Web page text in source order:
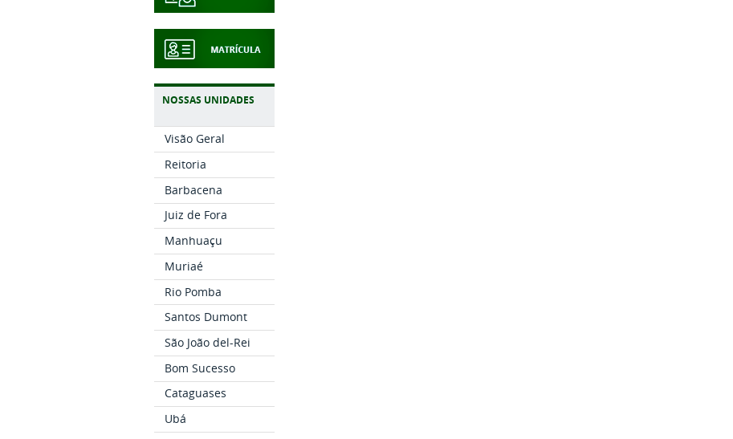
NOSSAS UNIDADES
Visão Geral
Reitoria
Barbacena
Juiz de Fora
Manhuaçu
Muriaé
Rio Pomba
Santos Dumont
São João del-Rei
Bom Sucesso
Cataguases
Ubá